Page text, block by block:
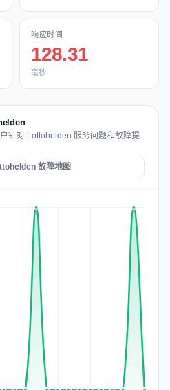
响应时间
128.31
毫秒
针对 Lottohelden 服务问题和故障提
故障地图